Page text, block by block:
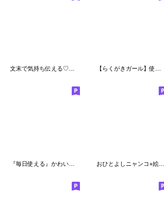
文末で気持ち伝える♡シンプルひよこ絵文字 【らくがきガール】使いやすい絵文字2